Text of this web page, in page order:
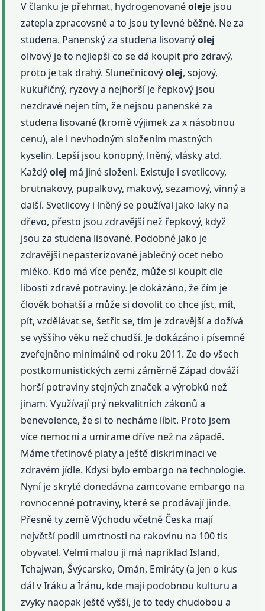
V članku je přehmat, hydrogenovanéoleje jsou
zatepla zpracovsné a to jsou ty levné běžné. Ne za
studena. Panenský za studena lisovanýolej
olivový je to nejlepši co se dá koupit pro zdravý,
proto je tak drahý. Slunečnicovýolej, sojový,
kukuřičný, ryzovy a nejhorší je řepkový jsou
nezdravé nejen tím, že nejsou panenské za
studena lisované (kromě výjimek za x násobnou
cenu), ale i nevhodným složením mastných
kyselin. Lepší jsou konopný, lněný, vlásky atd.
Každýolej má jiné složení. Existuje i svetlicovy,
brutnakovy, pupalkovy, makový, sezamový, vinný a
další. Svetlicovy i lněný se používal jako laky na
dřevo, přesto jsou zdravější než řepkový, když
jsou za studena lisované. Podobné jako je
zdravější nepasterizované jablečný ocet nebo
mléko. Kdo má více peněz, může si koupit dle
libosti zdravé potraviny. Je dokázáno, že čím je
člověk bohatší a může si dovolit co chce jíst, mít,
pít, vzdělávat se, šetřit se, tím je zdravější a dožívá
se vyššího věku než chudší. Je dokázáno i písemně
zveřejněno minimálně od roku 2011. Ze do všech
postkomunistických zemi záměrně Západ dováží
horší potraviny stejných značek a výrobků než
jinam. Využívají prý nekvalitních zákonů a
benevolence, že si to necháme líbit. Proto jsem
více nemocní a umirame dříve než na západě.
Máme třetinové platy a ještě diskriminaci ve
zdravém jídle. Kdysi bylo embargo na technologie.
Nyní je skryté donedávna zamcovane embargo na
rovnocenné potraviny, které se prodávají jinde.
Přesně ty země Východu včetně Česka mají
největší podíl umrtnosti na rakovinu na 100 tis
obyvatel. Velmi malou ji má napriklad Island,
Tchajwan, Švýcarsko, Omán, Emiráty (a jen o kus
dál v Iráku a Íránu, kde maji podobnou kulturu a
zvyky naopak ještě vyšší, je to tedy chudobou a